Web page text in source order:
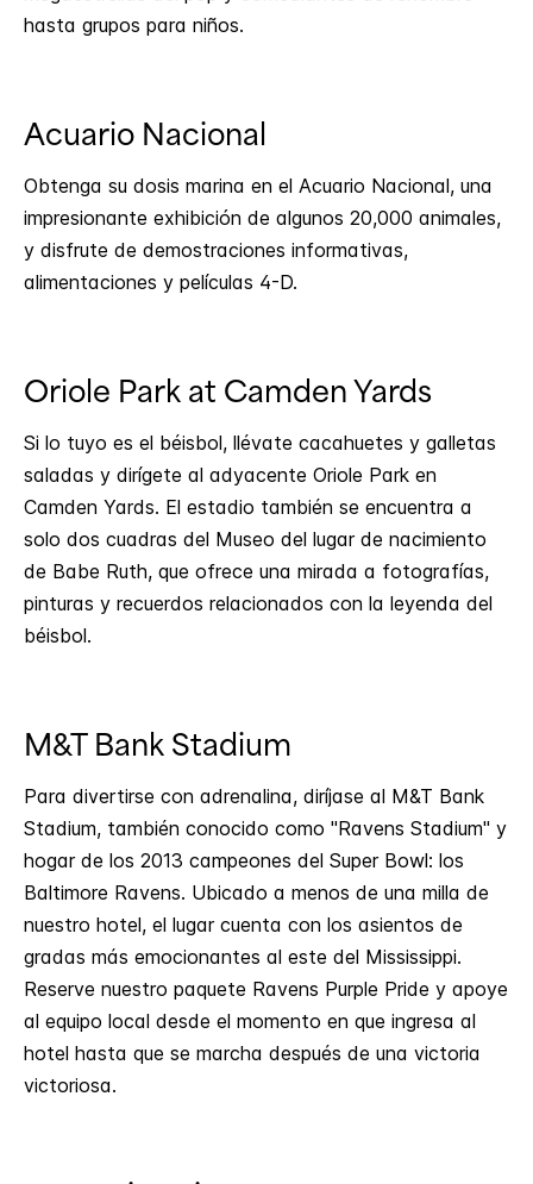
hasta grupos para niños.
Acuario Nacional
Obtenga su dosis marina en el Acuario Nacional, una
impresionante exhibición de algunos 20,000 animales,
y disfrute de demostraciones informativas,
alimentaciones y películas 4-D.
Oriole Park at Camden Yards
Si lo tuyo es el béisbol, llévate cacahuetes y galletas
saladas y dirígete al adyacente Oriole Park en
Camden Yards. El estadio también se encuentra a
solo dos cuadras del Museo del lugar de nacimiento
de Babe Ruth, que ofrece una mirada a fotografías,
pinturas y recuerdos relacionados con la leyenda del
béisbol.
M&T Bank Stadium
Para divertirse con adrenalina, diríjase al M&T Bank
Stadium, también conocido como "Ravens Stadium" y
hogar de los 2013 campeones del Super Bowl: los
Baltimore Ravens. Ubicado a menos de una milla de
nuestro hotel, el lugar cuenta con los asientos de
gradas más emocionantes al este del Mississippi.
Reserve nuestro paquete Ravens Purple Pride y apoye
al equipo local desde el momento en que ingresa al
hotel hasta que se marcha después de una victoria
victoriosa.